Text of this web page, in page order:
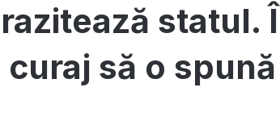
statul.
să o spună